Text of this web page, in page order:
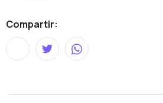
Compartir: